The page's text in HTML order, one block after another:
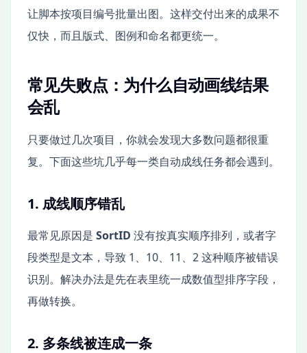
让脚本按项目编号批量出图。这样交付出来的成果不
仅快，而且版式、图例和命名都更统一。
常见失败点：为什么自动画线结果
会乱
只要做过几次项目，你就会发现大多数问题都很重
复。下面这些坑几乎每一类自动成线任务都会遇到。
1. 成线顺序错乱
最常见原因是 SortID 没有按真实顺序排列，或者字
段类型是文本，导致 1、10、11、2 这种顺序被错误
识别。解决办法是先在表里统一成数值型排序字段，
再做转换。
2. 多条线被连成一条